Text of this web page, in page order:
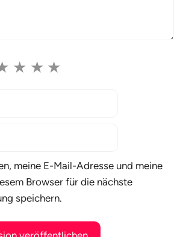
★
★
★
meine E-Mail-Adresse und meine
Browser für die nächste
speichern.